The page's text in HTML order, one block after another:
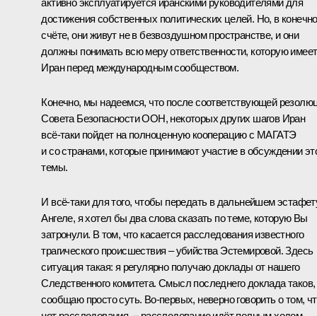
активно эксплуатируется иранскими руководителями для
достижения собственных политических целей. Но, в
счёте, они живут не в безвоздушном пространстве, и они
должны понимать всю меру ответственности, которую имеет
Иран перед международным сообществом.
Конечно, мы надеемся, что после соответствующей
Совета Безопасности ООН, некоторых других шагов Иран
всё‑таки пойдет на полноценную кооперацию с МАГАТЭ
и со странами, которые принимают участие в обсуждении
темы.
И всё‑таки для того, чтобы передать в дальнейшем
Ангеле, я хотел бы два слова сказать по теме, которую Вы
затронули. В том, что касается расследования известного
трагического происшествия – убийства Эстемировой. Здесь
ситуация такая: я регулярно получаю доклады от нашего
Следственного комитета. Смысл последнего доклада таков,
сообщаю просто суть. Во‑первых, неверно говорить о том,